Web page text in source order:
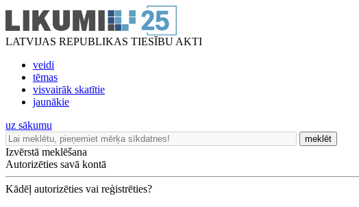
LATVIJAS REPUBLIKAS TIESĪBU AKTI
veidi
tēmas
visvairāk skatītie
jaunākie
uz sākumu
meklēt
Izvērstā meklēšana
Autorizēties savā kontā
Kādēļ autorizēties vai reģistrēties?